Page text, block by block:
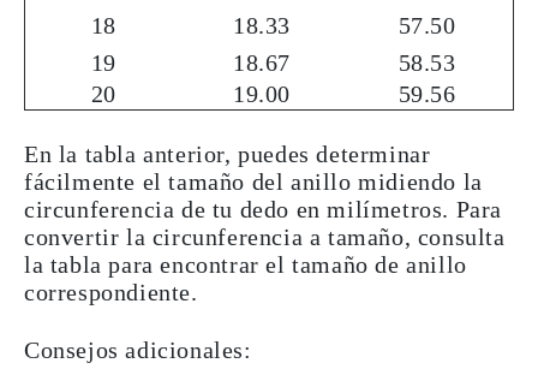
18
18.33
57.50
19
18.67
58.53
20
19.00 59.56
En la tabla anterior, puedes determinar
fácilmente el tamaño del anillo midiendo la
circunferencia de tu dedo en milímetros. Para
convertir la circunferencia a tamaño, consulta
la tabla para encontrar el tamaño de anillo
correspondiente.
Consejos adicionales: